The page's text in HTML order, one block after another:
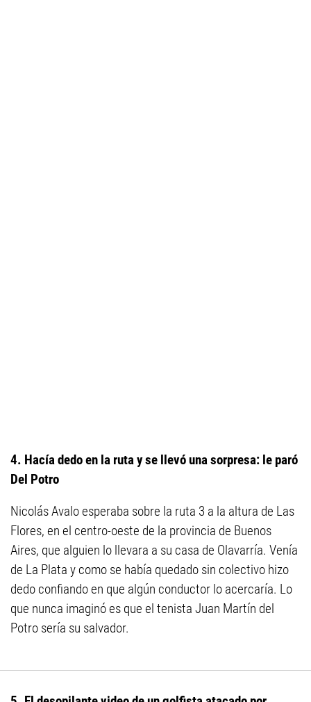
4. Hacía dedo en la ruta y se llevó una sorpresa: le paró
Del Potro
Nicolás Avalo esperaba sobre la ruta 3 a la altura de Las
Flores, en el centro-oeste de la provincia de Buenos
Aires, que alguien lo llevara a su casa de Olavarría. Venía
de La Plata y como se había quedado sin colectivo hizo
dedo confiando en que algún conductor lo acercaría. Lo
que nunca imaginó es que el tenista Juan Martín del
Potro sería su salvador.